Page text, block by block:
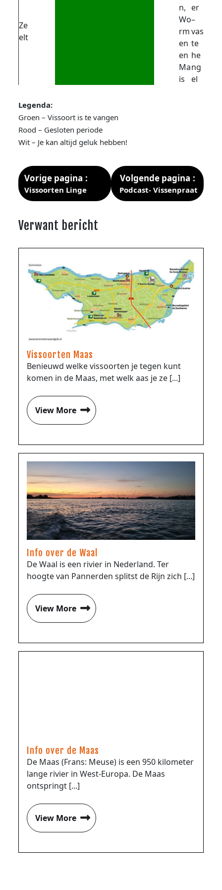
Ze
elt
n,
Wo
rm
en
en
Ma
is
er
–
vas
te
he
ng
el
Legenda:
Groen – Vissoort is te vangen
Rood – Gesloten periode
Wit – Je kan altijd geluk hebben!
Vorige pagina
Vissoorten Linge
Volgende pagina
Podcast- Vissenpraat
Verwant bericht
Vissoorten Maas
Benieuwd welke vissoorten je tegen kunt
komen in de Maas, met welk aas je ze [...]
View More
Info over de Waal
De Waal is een rivier in Nederland. Ter
hoogte van Pannerden splitst de Rijn zich [...]
View More
Info over de Maas
De Maas (Frans: Meuse) is een 950 kilometer
lange rivier in West-Europa. De Maas
ontspringt [...]
View More